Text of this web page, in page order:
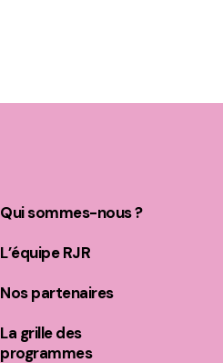
Qui sommes-nous ?
L’équipe RJR
Nos partenaires
La grille des
programmes